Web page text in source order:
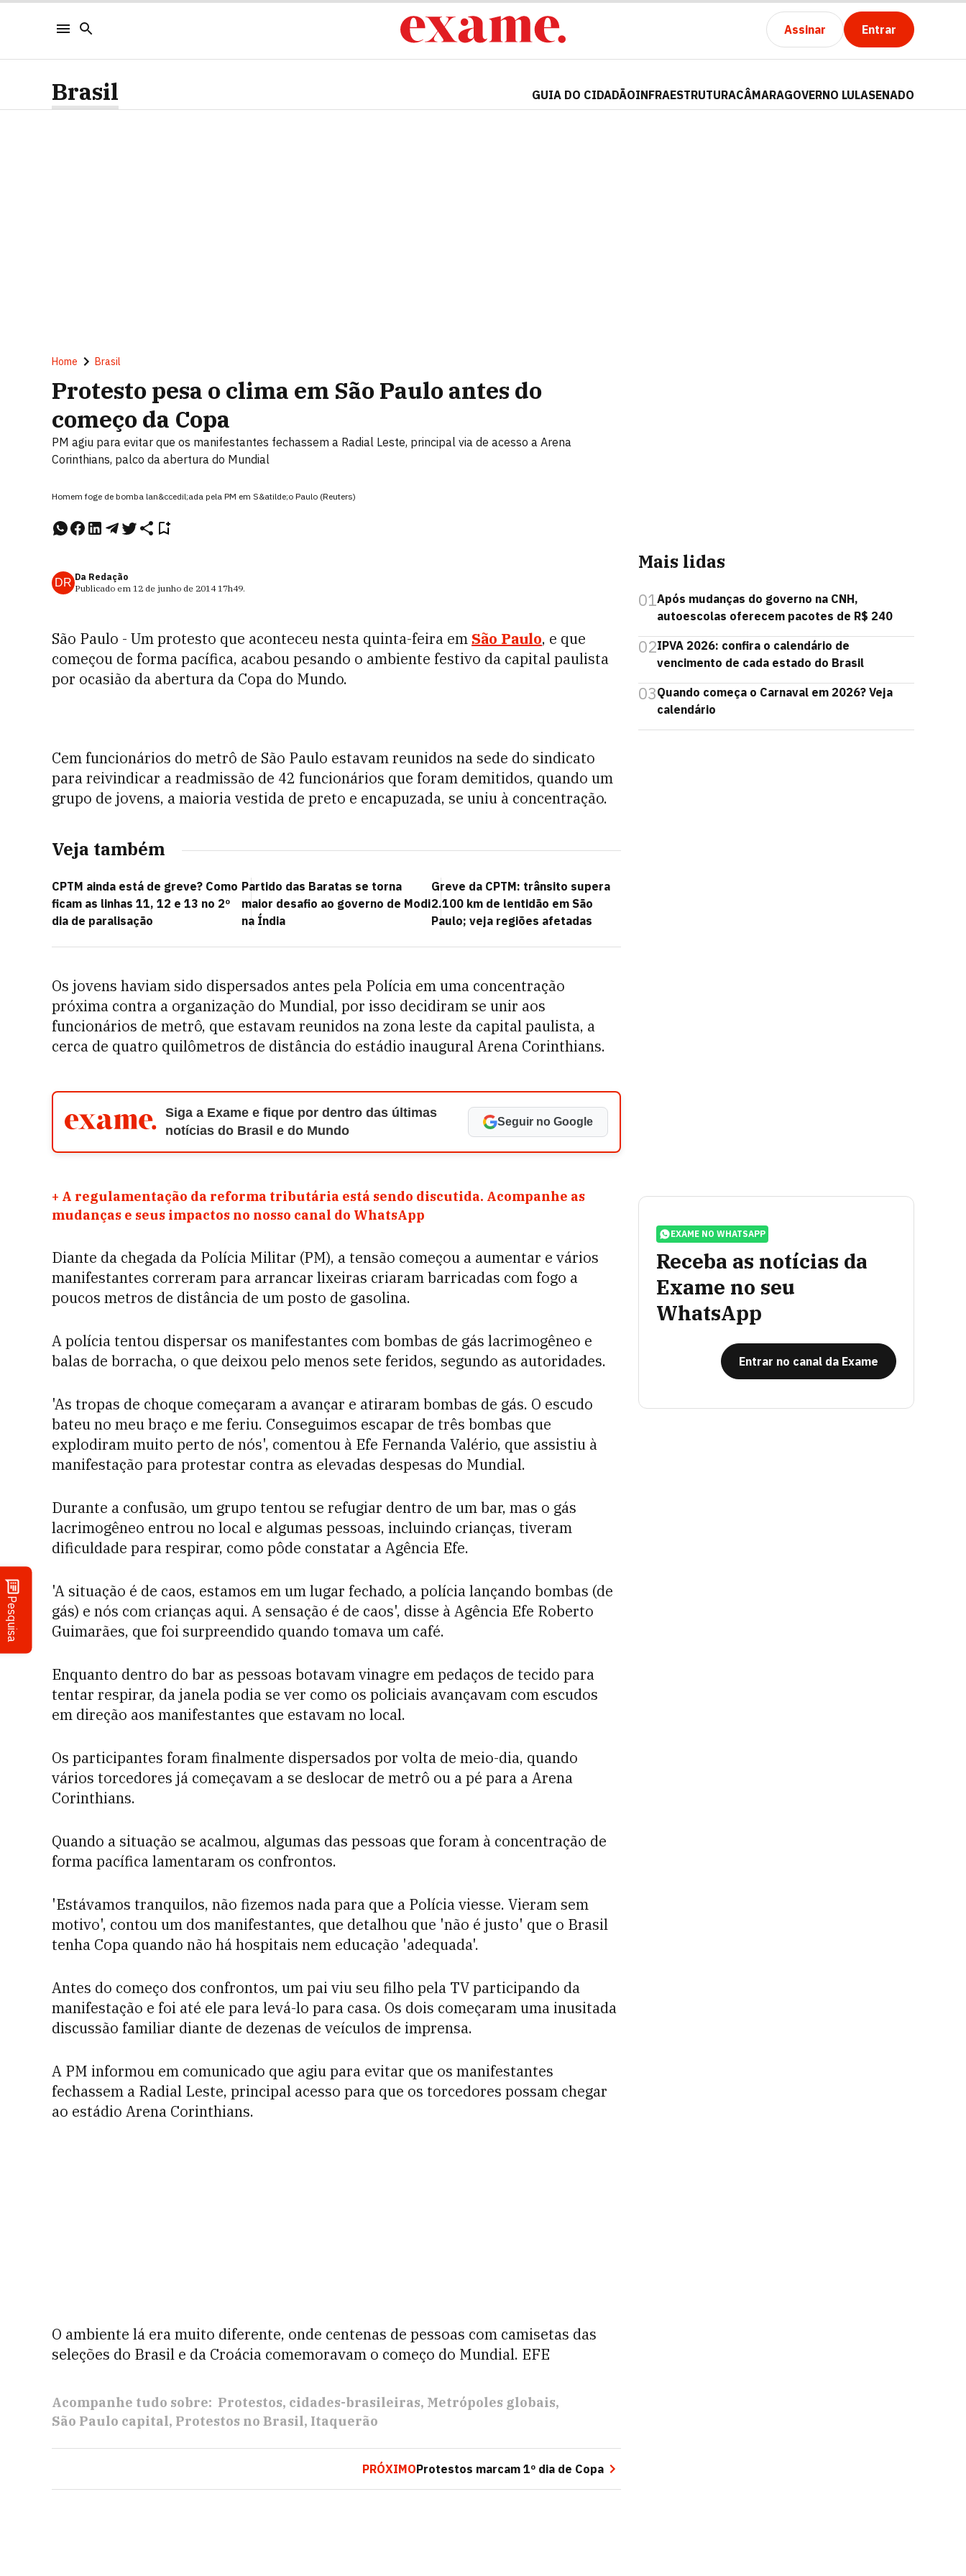
Assinar Entrar
Pesquisa
Brasil GUIA DO CIDADÃOINFRAESTRUTURACÂMARAGOVERNO LULASENADO
Home Brasil
Protesto pesa o clima em São Paulo antes do
começo da Copa
PM agiu para evitar que os manifestantes fechassem a Radial Leste, principal via de acesso a Arena
Corinthians, palco da abertura do Mundial
Homem foge de bomba lan&ccedil;ada pela PM em S&atilde;o Paulo (Reuters)
DR Da Redação
Publicado em 12 de junho de 2014 17h49.
São Paulo - Um protesto que aconteceu nesta quinta-feira em São Paulo, e que
começou de forma pacífica, acabou pesando o ambiente festivo da capital paulista
por ocasião da abertura da Copa do Mundo.
Cem funcionários do metrô de São Paulo estavam reunidos na sede do sindicato
para reivindicar a readmissão de 42 funcionários que foram demitidos, quando um
grupo de jovens, a maioria vestida de preto e encapuzada, se uniu à concentração.
Veja também
CPTM ainda está de greve? Como
ficam as linhas 11, 12 e 13 no 2º
dia de paralisação
Partido das Baratas se torna
maior desafio ao governo de Modi
na Índia
Greve da CPTM: trânsito supera
2.100 km de lentidão em São
Paulo; veja regiões afetadas
Os jovens haviam sido dispersados antes pela Polícia em uma concentração
próxima contra a organização do Mundial, por isso decidiram se unir aos
funcionários de metrô, que estavam reunidos na zona leste da capital paulista, a
cerca de quatro quilômetros de distância do estádio inaugural Arena Corinthians.
Siga a Exame e fique por dentro das últimas
notícias do Brasil e do Mundo
Seguir no Google
+ A regulamentação da reforma tributária está sendo discutida. Acompanhe as
mudanças e seus impactos no nosso canal do WhatsApp
Diante da chegada da Polícia Militar (PM), a tensão começou a aumentar e vários
manifestantes correram para arrancar lixeiras criaram barricadas com fogo a
poucos metros de distância de um posto de gasolina.
A polícia tentou dispersar os manifestantes com bombas de gás lacrimogêneo e
balas de borracha, o que deixou pelo menos sete feridos, segundo as autoridades.
'As tropas de choque começaram a avançar e atiraram bombas de gás. O escudo
bateu no meu braço e me feriu. Conseguimos escapar de três bombas que
explodiram muito perto de nós', comentou à Efe Fernanda Valério, que assistiu à
manifestação para protestar contra as elevadas despesas do Mundial.
Durante a confusão, um grupo tentou se refugiar dentro de um bar, mas o gás
lacrimogêneo entrou no local e algumas pessoas, incluindo crianças, tiveram
dificuldade para respirar, como pôde constatar a Agência Efe.
'A situação é de caos, estamos em um lugar fechado, a polícia lançando bombas (de
gás) e nós com crianças aqui. A sensação é de caos', disse à Agência Efe Roberto
Guimarães, que foi surpreendido quando tomava um café.
Enquanto dentro do bar as pessoas botavam vinagre em pedaços de tecido para
tentar respirar, da janela podia se ver como os policiais avançavam com escudos
em direção aos manifestantes que estavam no local.
Os participantes foram finalmente dispersados por volta de meio-dia, quando
vários torcedores já começavam a se deslocar de metrô ou a pé para a Arena
Corinthians.
Quando a situação se acalmou, algumas das pessoas que foram à concentração de
forma pacífica lamentaram os confrontos.
'Estávamos tranquilos, não fizemos nada para que a Polícia viesse. Vieram sem
motivo', contou um dos manifestantes, que detalhou que 'não é justo' que o Brasil
tenha Copa quando não há hospitais nem educação 'adequada'.
Antes do começo dos confrontos, um pai viu seu filho pela TV participando da
manifestação e foi até ele para levá-lo para casa. Os dois começaram uma inusitada
discussão familiar diante de dezenas de veículos de imprensa.
A PM informou em comunicado que agiu para evitar que os manifestantes
fechassem a Radial Leste, principal acesso para que os torcedores possam chegar
ao estádio Arena Corinthians.
O ambiente lá era muito diferente, onde centenas de pessoas com camisetas das
seleções do Brasil e da Croácia comemoravam o começo do Mundial. EFE
Acompanhe tudo sobre: Protestos cidades-brasileiras Metrópoles globais
São Paulo capital Protestos no Brasil Itaquerão
PRÓXIMOProtestos marcam 1º dia de Copa
Mais lidas
01Após mudanças do governo na CNH,
autoescolas oferecem pacotes de R$ 240
02IPVA 2026: confira o calendário de
vencimento de cada estado do Brasil
03Quando começa o Carnaval em 2026? Veja
calendário
EXAME NO WHATSAPP
Receba as notícias da
Exame no seu
WhatsApp
Entrar no canal da Exame